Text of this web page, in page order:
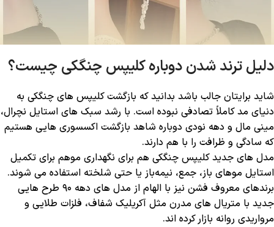
دلیل ترند شدن دوباره کلیپس چنگکی چیست؟
شاید برایتان جالب باشد بدانید که بازگشت کلیپس‌ های چنگکی به
دنیای مد کاملاً تصادفی نبوده است. با رشد سبک‌ های استایل نچرال،
مینی ‌مال و دهه نودی دوباره شاهد بازگشت اکسسوری ‌هایی هستیم
که سادگی و ظرافت را با هم دارند.
مدل‌ های جدید کلیپس چنگکی هم برای نگهداری موهم برای تکمیل
استایل موهای باز، جمع، نیمه‌باز یا حتی شلخته استفاده می ‌شوند.
برندهای معروف فشن نیز با الهام از مدل‌ های دهه ۹۰ طرح‌ هایی
جدید با متریال ‌های مدرن مثل آکریلیک شفاف، فلزات طلایی و
مرواریدی روانه بازار کرده‌ اند.